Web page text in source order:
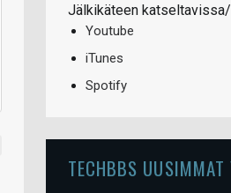
Jälkikäteen
Youtube
iTunes
Spotify
TECHBBS